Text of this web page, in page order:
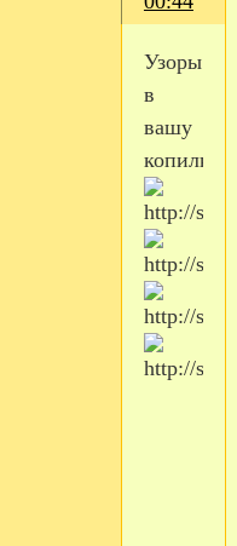
Узоры
в
вашу
копилку